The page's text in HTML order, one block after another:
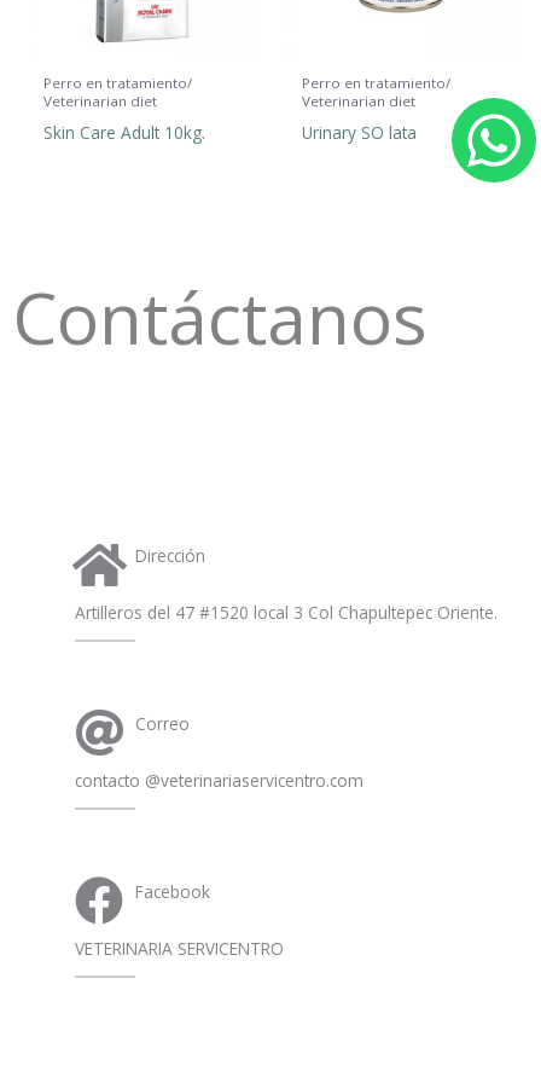
Perro en tratamiento/
Veterinarian diet
Skin Care Adult 10kg.
Perro en tratamiento/
Veterinarian diet
Urinary SO lata
Contáctanos
Dirección
Artilleros del 47 #1520 local 3 Col Chapultepec Oriente.
Correo
contacto @veterinariaservicentro.com
Facebook
VETERINARIA SERVICENTRO
h